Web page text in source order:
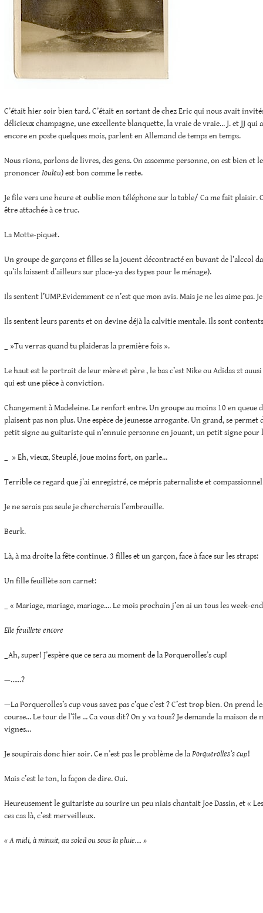
C’était hier soir bien tard. C’était en sortant de chez Eric qui nous avait
délicieux champagne, une excellente blanquette, la vraie de vraie… J. et JJ qui
encore en poste quelques mois, parlent en Allemand de temps en temps.
Nous rions, parlons de livres, des gens. On assomme personne, on est bien et le
prononcerIouleu) est bon comme le reste.
Je file vers une heure et oublie mon téléphone sur la table/ Ca me fait plaisir.
être attachée à ce truc.
La Motte-piquet.
Un groupe de garçons et filles se la jouent décontracté en buvant de l’alccol
qu’ils laissent d’ailleurs sur place-ya des types pour le ménage).
Ils sentent l’UMP.Evidemment ce n’est que mon avis. Mais je ne les aime pas.
Ils sentent leurs parents et on devine déjà la calvitie mentale. Ils sont
_ »Tu verras quand tu plaideras la première fois ».
Le haut est le portrait de leur mère et père , le bas c’est Nike ou Adidas zt
qui est une pièce à conviction.
Changement à Madeleine. Le renfort entre. Un groupe au moins 10 en queue
plaisent pas non plus. Une espèce de jeunesse arrogante. Un grand, se
petit signe au guitariste qui n’ennuie personne en jouant, un petit signe pour
_ » Eh, vieux, Steuplé, joue moins fort, on parle…
Terrible ce regard que j’ai enregistré, ce mépris paternaliste et
Je ne serais pas seule je chercherais l’embrouille.
Beurk.
Là, à ma droite la fête continue. 3 filles et un garçon, face à face sur les straps:
Un fille feuillète son carnet:
_ « Mariage, mariage, mariage…. Le mois prochain j’en ai un tous les week-
Elle feuillete encore
_Ah, super! J’espère que ce sera au moment de la Porquerolles’s cup!
—……?
—La Porquerolles’s cup vous savez pas c’que c’est ? C’est trop bien. On
course… Le tour de l’île … Ca vous dit? On y va tous? Je demande la maison de
vignes…
Je soupirais donc hier soir. Ce n’est pas le problème de laPorquerolles’s cup!
Mais c’est le ton, la façon de dire. Oui.
Heureusement le guitariste au sourire un peu niais chantait Joe Dassin, et «
ces cas là, c’est merveilleux.
« A midi, à minuit, au soleil ou sous la pluie…. »